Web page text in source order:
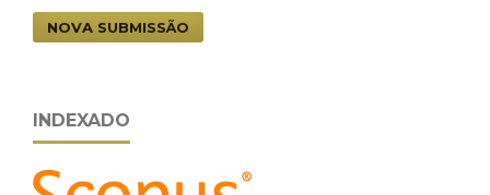
NOVA SUBMISSÃO
INDEXADO